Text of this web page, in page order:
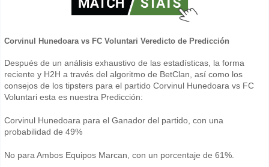
Corvinul Hunedoara vs FC Voluntari Veredicto de Predicción
Después de un análisis exhaustivo de las estadísticas, la forma
reciente y H2H a través del algoritmo de BetClan, así como los
consejos de los tipsters para el partido Corvinul Hunedoara vs FC
Voluntari esta es nuestra Predicción:
Corvinul Hunedoara para el Ganador del partido, con una
probabilidad de 49%
No para Ambos Equipos Marcan, con un porcentaje de 61%.